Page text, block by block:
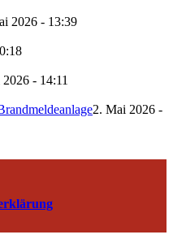
2026 - 13:39
- 14:11
2. Mai 2026 -